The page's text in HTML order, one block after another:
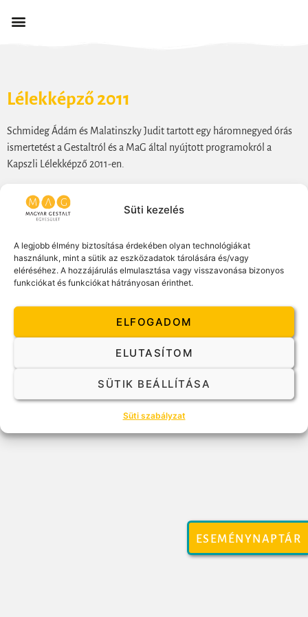
Süti kezelés
A legjobb élmény biztosítása érdekében olyan technológiákat
használunk, mint a sütik az eszközadatok tárolására és/vagy
eléréséhez. A hozzájárulás elmulasztása vagy visszavonása bizonyos
funkciókat és funkciókat hátrányosan érinthet.
ELFOGADOM
ELUTASÍTOM
SÜTIK BEÁLLÍTÁSA
Süti szabályzat
ESEMÉNYNAPTÁR
Lélekképző 2011
Schmideg Ádám és Malatinszky Judit tartott egy háromnegyed órás
ismertetést a Gestaltról és a MaG által nyújtott programokról a
Kapszli Lélekképző 2011-en.
TAG SZERETNÉK LENNI
Magyar Gestalt Egyesület @ 2023
Adatkezelési Tájékoztató